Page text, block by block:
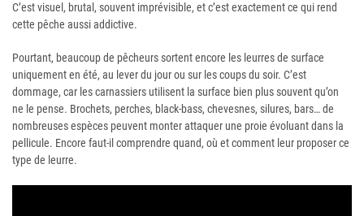
C’est visuel, brutal, souvent imprévisible, et c’est exactement ce qui rend
cette pêche aussi addictive.
Pourtant, beaucoup de pêcheurs sortent encore les leurres de surface
uniquement en été, au lever du jour ou sur les coups du soir. C’est
dommage, car les carnassiers utilisent la surface bien plus souvent qu’on
ne le pense. Brochets, perches, black-bass, chevesnes, silures, bars… de
nombreuses espèces peuvent monter attaquer une proie évoluant dans la
pellicule. Encore faut-il comprendre quand, où et comment leur proposer ce
type de leurre.